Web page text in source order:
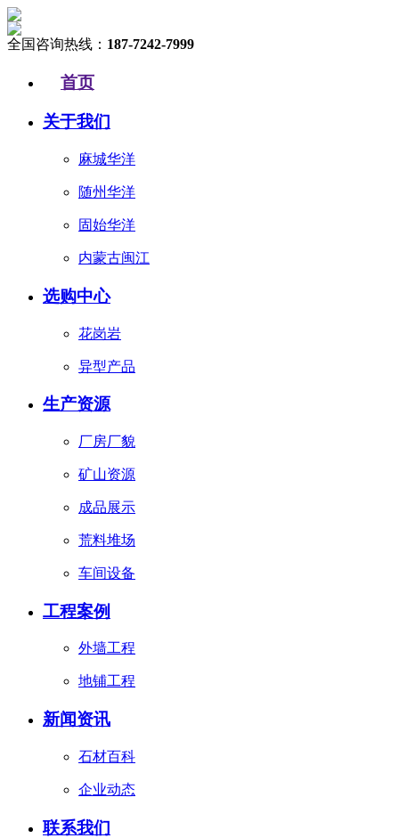
全国咨询热线： 187-7242-7999
首页
关于我们
麻城华洋
随州华洋
固始华洋
内蒙古闽江
选购中心
花岗岩
异型产品
生产资源
厂房厂貌
矿山资源
成品展示
荒料堆场
车间设备
工程案例
外墙工程
地铺工程
新闻资讯
石材百科
企业动态
联系我们